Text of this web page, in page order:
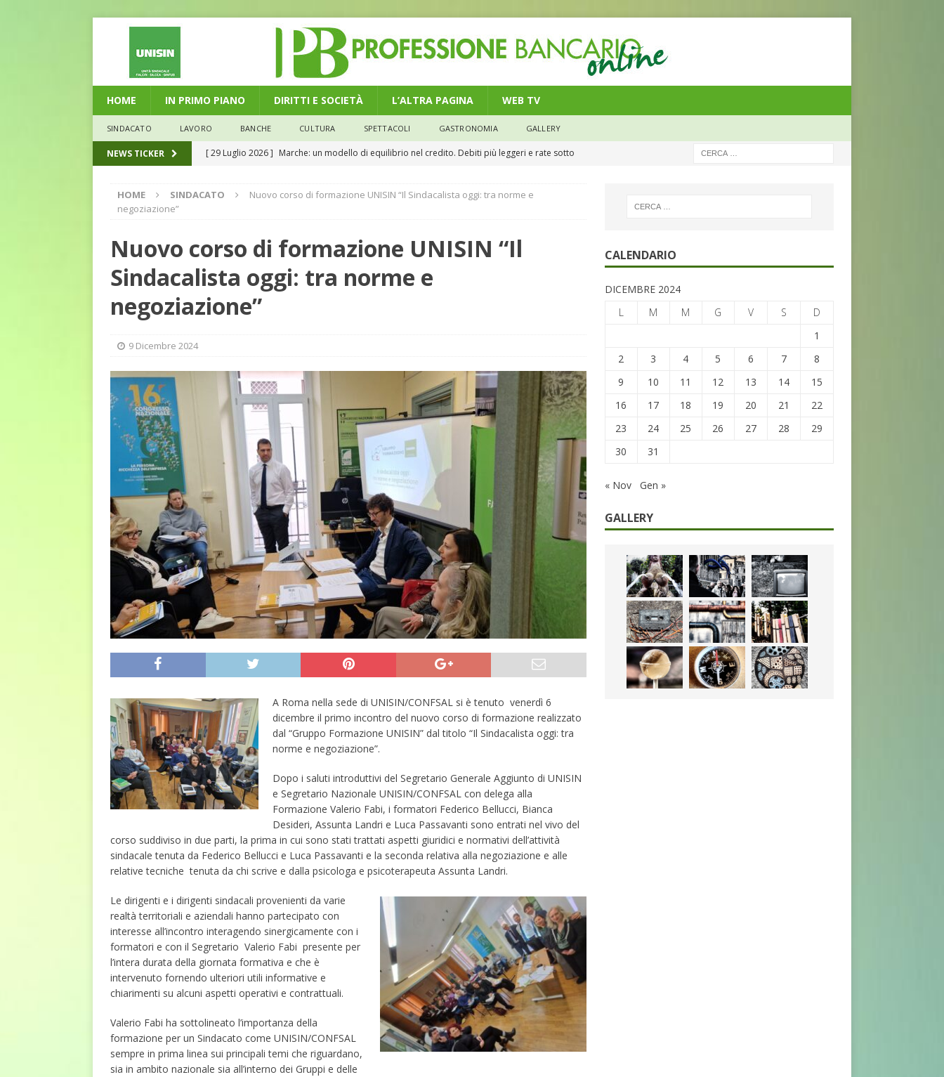
HOME IN PRIMO PIANO DIRITTI E SOCIETÀ L’ALTRA PAGINA WEB TV
SINDACATO LAVORO BANCHE CULTURA SPETTACOLI GASTRONOMIA GALLERY
NEWS TICKER [ 29 Luglio 2026 ] Marche: un modello di equilibrio nel credito. Debiti più leggeri e rate sotto
[ 28 Luglio 2026 ] L’Umbria e il credito: più finanziamenti della media nazionale, ma rate e
[ 26 Luglio 2026 ]
Il Punto su num.16/2026 – Legge di Bilancio 2026 – Il nuovo limite di 5000
euro riguarda, non solo i premi in denaro, ma anche i benefit aziendali
[ 25 Luglio 2026 ]
HOME SINDACATO
Nuovo corso di formazione UNISIN “Il Sindacalista oggi: tra norme e
negoziazione”
Nuovo corso di formazione UNISIN “Il
Sindacalista oggi: tra norme e
negoziazione”
9 Dicembre 2024
A Roma nella sede di UNISIN/CONFSAL si è tenuto venerdì 6
dicembre il primo incontro del nuovo corso di formazione realizzato
dal “Gruppo Formazione UNISIN” dal titolo “Il Sindacalista oggi: tra
norme e negoziazione”.
Dopo i saluti introduttivi del Segretario Generale Aggiunto di UNISIN
e Segretario Nazionale UNISIN/CONFSAL con delega alla
Formazione Valerio Fabi, i formatori Federico Bellucci, Bianca
Desideri, Assunta Landri e Luca Passavanti sono entrati nel vivo del
corso suddiviso in due parti, la prima in cui sono stati trattati aspetti giuridici e normativi dell’attività
sindacale tenuta da Federico Bellucci e Luca Passavanti e la seconda relativa alla negoziazione e alle
relative tecniche tenuta da chi scrive e dalla psicologa e psicoterapeuta Assunta Landri.
Le dirigenti e i dirigenti sindacali provenienti da varie
realtà territoriali e aziendali hanno partecipato con
interesse all’incontro interagendo sinergicamente con i
formatori e con il Segretario Valerio Fabi presente per
l’intera durata della giornata formativa e che è
intervenuto fornendo ulteriori utili informative e
chiarimenti su alcuni aspetti operativi e contrattuali.
Valerio Fabi ha sottolineato l’importanza della
formazione per un Sindacato come UNISIN/CONFSAL
sempre in prima linea sui principali temi che riguardano,
sia in ambito nazionale sia all’interno dei Gruppi e delle
CALENDARIO
DICEMBRE 2024
L
M M G V S
D
1
2
3 4 5 6 7
8
9
10 11 12 13 14
15
16
17 18 19 20 21
22
23
24 25 26 27 28
29
30
31
« Nov Gen »
GALLERY